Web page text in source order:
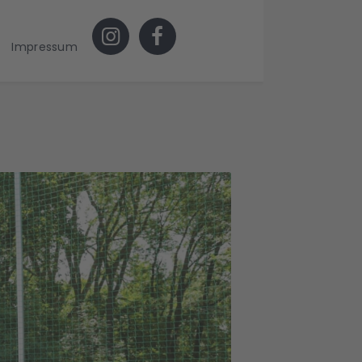
Impressum